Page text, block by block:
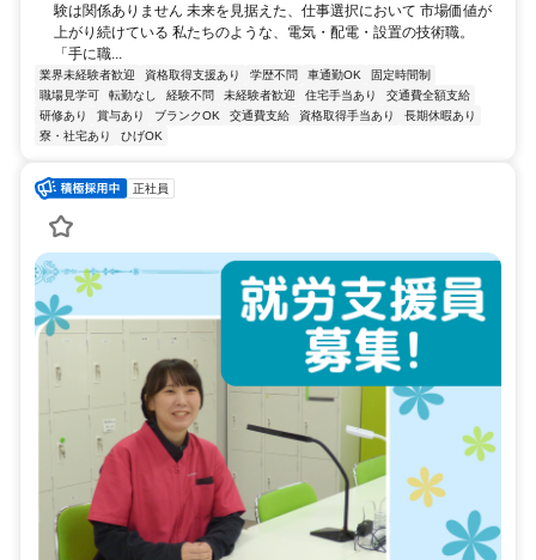
験は関係ありません 未来を見据えた、仕事選択において 市場価値が
上がり続けている 私たちのような、電気・配電・設置の技術職。
「手に職...
業界未経験者歓迎 資格取得支援あり 学歴不問 車通勤OK
固定時間制
職場見学可
転勤なし 経験不問 未経験者歓迎 住宅手当あり
交通費全額支給
研修あり
賞与あり ブランクOK 交通費支給 資格取得手当あり
長期休暇あり
寮・社宅あり
ひげOK
正社員